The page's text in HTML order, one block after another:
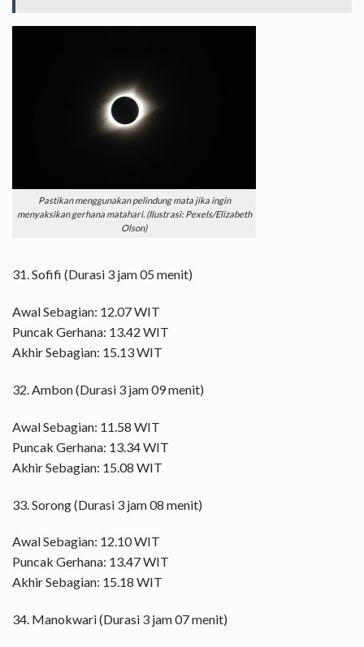
Pastikan menggunakan pelindung mata jika ingin
menyaksikan gerhana matahari. (Ilustrasi: Pexels/Elizabeth
Olson)
31. Sofifi (Durasi 3 jam 05 menit)
Awal Sebagian: 12.07 WIT
Puncak Gerhana: 13.42 WIT
Akhir Sebagian: 15.13 WIT
32. Ambon (Durasi 3 jam 09 menit)
Awal Sebagian: 11.58 WIT
Puncak Gerhana: 13.34 WIT
Akhir Sebagian: 15.08 WIT
33. Sorong (Durasi 3 jam 08 menit)
Awal Sebagian: 12.10 WIT
Puncak Gerhana: 13.47 WIT
Akhir Sebagian: 15.18 WIT
34. Manokwari (Durasi 3 jam 07 menit)